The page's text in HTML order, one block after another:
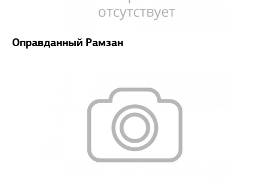
Оправданный Рамзан